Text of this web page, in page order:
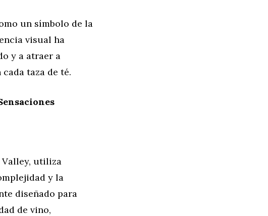
un símbolo de la
visual ha
y a atraer a
taza de té.
Valley, utiliza
y la
diseñado para
de vino,